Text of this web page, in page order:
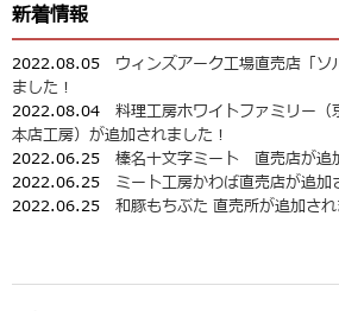
新着情報
2022.08.05 ウィンズアーク工場直売店「
ました！
2022.08.04 料理工房ホワイトファミリー
本店工房）が追加されました！
2022.06.25 榛名十文字ミート 直売店が追
2022.06.25 ミート工房かわば直売店が追加
2022.06.25 和豚もちぶた 直売所が追加され